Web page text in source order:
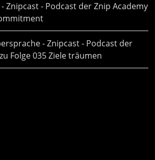
Znipcast - Podcast der Znip Academy
- Znipcast - Podcast der
zu Folge 035 Ziele träumen